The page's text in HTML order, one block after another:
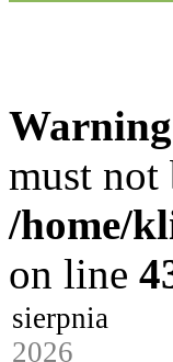
Warning
must not
/home/
on line
sierpnia
2026